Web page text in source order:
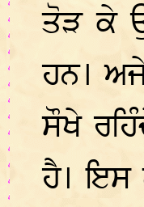
ਤੋੜ ਕੇ
ਹਨ।
ਸੌਖੇ
ਹੈ। ਇਸ